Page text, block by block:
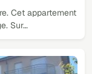
Cet appartement
Sur…